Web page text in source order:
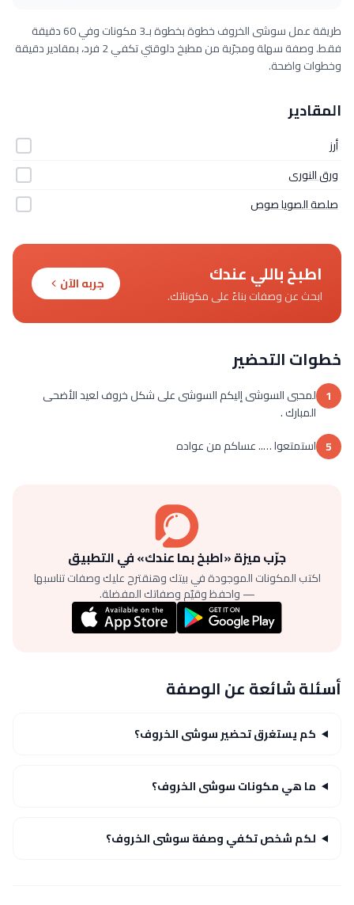
طريقة عمل سوشى الخروف خطوة بخطوة بـ3 مكونات وفي 60 دقيقة
فقط. وصفة سهلة ومجرّبة من مطبخ دلوقتي تكفي 2 فرد، بمقادير دقيقة
وخطوات واضحة.
المقادير
أرز
ورق النورى
صلصة الصويا صوص
اطبخ باللي عندك
ابحث عن وصفات بناءً على مكوناتك.
جربه الآن
خطوات التحضير
1 لمحبى السوشى إليكم السوشى على شكل خروف لعيد الأضحى
المبارك .
5 استمتعوا ….. عساكم من عواده
جرّب ميزة «اطبخ بما عندك» في التطبيق
اكتب المكونات الموجودة في بيتك وهنقترح عليك وصفات تناسبها
— واحفظ وقيّم وصفاتك المفضلة.
أسئلة شائعة عن الوصفة
كم يستغرق تحضير سوشى الخروف؟
ما هي مكونات سوشى الخروف؟
لكم شخص تكفي وصفة سوشى الخروف؟